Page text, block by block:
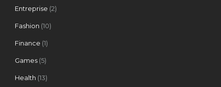
Entreprise (2)
Fashion (10)
Finance (1)
Games (5)
Health (13)